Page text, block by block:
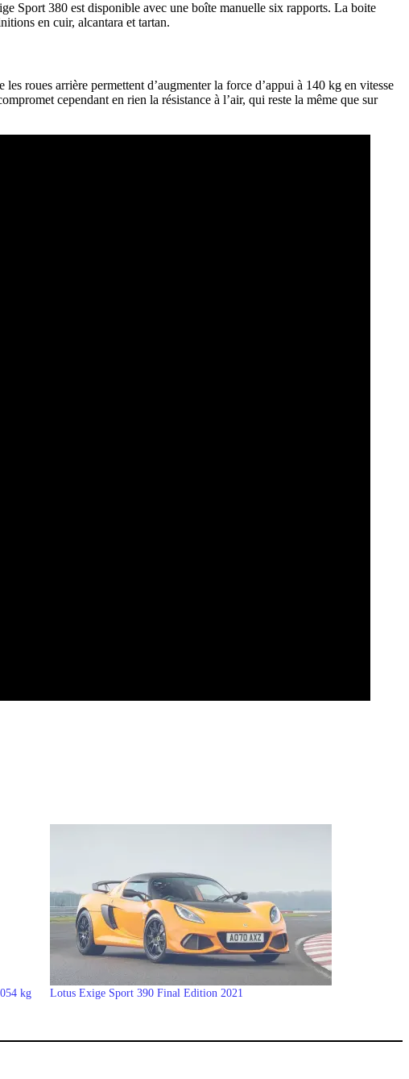
Sport 380 est disponible avec une boîte manuelle six rapports. La boite
en cuir, alcantara et tartan.
roues arrière permettent d’augmenter la force d’appui à 140 kg en vitesse
cependant en rien la résistance à l’air, qui reste la même que sur
kg Lotus Exige Sport 390 Final Edition 2021